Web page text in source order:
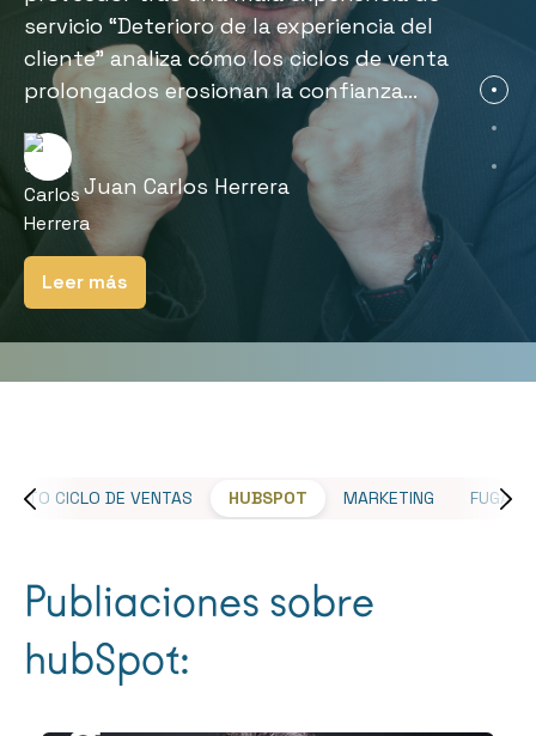
servicio “Deterioro de la experiencia del
cliente” analiza cómo los ciclos de venta
prolongados erosionan la confianza...
Juan Carlos Herrera
Leer más
ventas B2B ocurre cuando ciclos
prolongados hacen que propuestas
inicialmente innovadoras...
Juan Carlos Herrera
Leer más
ciclos prolongados genera fatiga,
burnout y pérdida de...
Juan Carlos Herrera
Leer más
CICLO DE VENTAS HUBSPOT MARKETING FUGA
Publiaciones sobre
hubSpot: